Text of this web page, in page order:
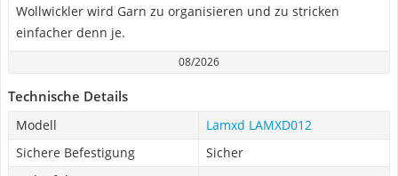
Wollwickler wird Garn zu organisieren und zu stricken
einfacher denn je.
08/2026
Technische Details
Modell
Lamxd LAMXD012
Sichere Befestigung
Sicher